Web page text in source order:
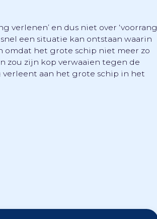
verlenen’ en dus niet over ‘voorrang
een situatie kan ontstaan waarin
omdat het grote schip niet meer zo
zou zijn kop verwaaien tegen de
aan het grote schip in het